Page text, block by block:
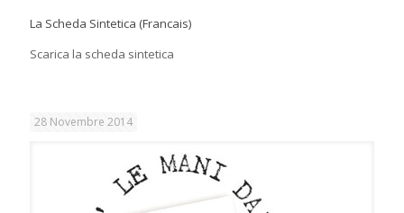
La Scheda Sintetica (Francais)
Scarica la scheda sintetica
28 Novembre 2014